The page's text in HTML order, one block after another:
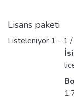
Lisans paketi
Listeleniyor 1 - 1